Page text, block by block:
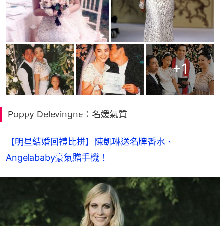
+1
Poppy Delevingne：名媛氣質
【明星結婚回禮比拼】陳凱琳送名牌香水、
Angelababy豪氣贈手機！